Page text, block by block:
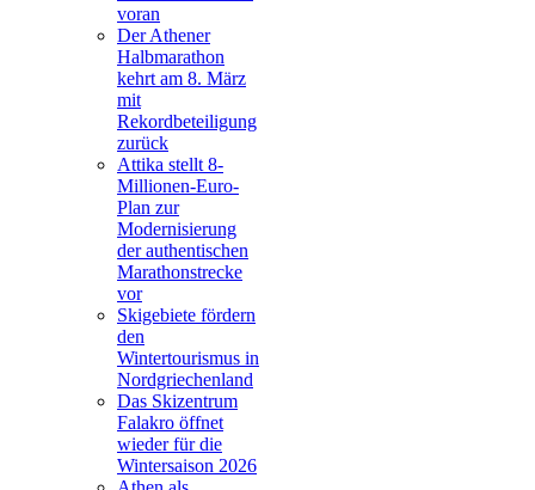
voran
Der Athener
Halbmarathon
kehrt am 8. März
mit
Rekordbeteiligung
zurück
Attika stellt 8-
Millionen-Euro-
Plan zur
Modernisierung
der authentischen
Marathonstrecke
vor
Skigebiete fördern
den
Wintertourismus in
Nordgriechenland
Das Skizentrum
Falakro öffnet
wieder für die
Wintersaison 2026